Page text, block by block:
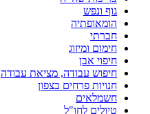
גוף ונפש
הומאופתיה
חברתי
חימום ומיזוג
חיפוי אבן
חיפוש עבודה, מציאת עבודה
חנויות פרחים בצפון
חשמלאים
טיולים לחו"ל